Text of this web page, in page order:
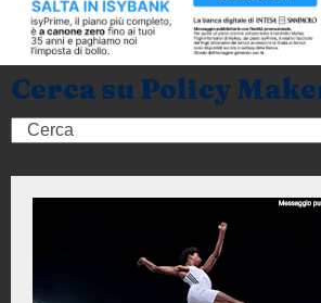
Cerca su Policy
Search